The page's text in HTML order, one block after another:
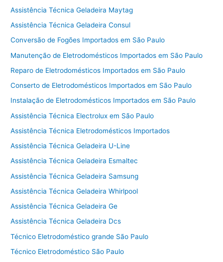
Assistência Técnica Geladeira Maytag
Assistência Técnica Geladeira Consul
Conversão de Fogões Importados em São Paulo
Manutenção de Eletrodomésticos Importados em São Paulo
Reparo de Eletrodomésticos Importados em São Paulo
Conserto de Eletrodomésticos Importados em São Paulo
Instalação de Eletrodomésticos Importados em São Paulo
Assistência Técnica Electrolux em São Paulo
Assistência Técnica Eletrodomésticos Importados
Assistência Técnica Geladeira U-Line
Assistência Técnica Geladeira Esmaltec
Assistência Técnica Geladeira Samsung
Assistência Técnica Geladeira Whirlpool
Assistência Técnica Geladeira Ge
Assistência Técnica Geladeira Dcs
Técnico Eletrodoméstico grande São Paulo
Técnico Eletrodoméstico São Paulo